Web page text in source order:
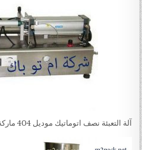
آلة التعبئة نصف اتوماتيك موديل 404 ماركة ام تو باك